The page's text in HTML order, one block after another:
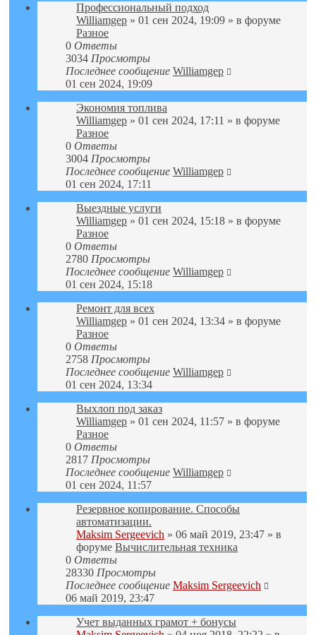
Профессиональный подход
Williamgep » 01 сен 2024, 19:09 » в форуме
Разное
0 Ответы
3034 Просмотры
Последнее сообщение Williamgep
01 сен 2024, 19:09
Экономия топлива
Williamgep » 01 сен 2024, 17:11 » в форуме
Разное
0 Ответы
3004 Просмотры
Последнее сообщение Williamgep
01 сен 2024, 17:11
Выездные услуги
Williamgep » 01 сен 2024, 15:18 » в форуме
Разное
0 Ответы
2780 Просмотры
Последнее сообщение Williamgep
01 сен 2024, 15:18
Ремонт для всех
Williamgep » 01 сен 2024, 13:34 » в форуме
Разное
0 Ответы
2758 Просмотры
Последнее сообщение Williamgep
01 сен 2024, 13:34
Выхлоп под заказ
Williamgep » 01 сен 2024, 11:57 » в форуме
Разное
0 Ответы
2817 Просмотры
Последнее сообщение Williamgep
01 сен 2024, 11:57
Резервное копирование. Способы
автоматизации.
Maksim Sergeevich » 06 май 2019, 23:47 » в
форуме Вычислительная техника
0 Ответы
28330 Просмотры
Последнее сообщение Maksim Sergeevich
06 май 2019, 23:47
Учет выданных грамот + бонусы